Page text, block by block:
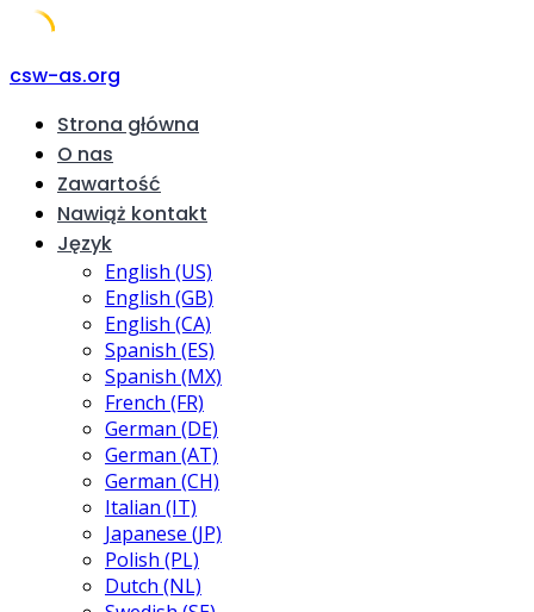
Skip
content
csw-as.org
Strona główna
O nas
Zawartość
Nawiąż kontakt
Język
English (US)
English (GB)
English (CA)
Spanish (ES)
Spanish (MX)
French (FR)
German (DE)
German (AT)
German (CH)
Italian (IT)
Japanese (JP)
Polish (PL)
Dutch (NL)